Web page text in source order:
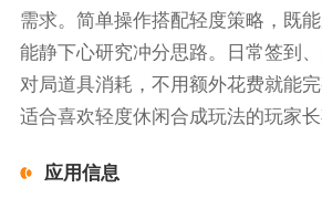
需求。简单操作搭配轻度策略，既
能静下心研究冲分思路。日常签到
对局道具消耗，不用额外花费就能
适合喜欢轻度休闲合成玩法的玩家长
应用信息